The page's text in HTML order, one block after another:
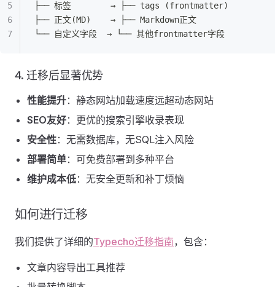
├── 标签        → ├── tags (frontmatter)
├── 正文(MD)    → ├── Markdown正文
└── 自定义字段  → └── 其他frontmatter字段
4. 迁移后显著优势
性能提升：静态网站加载速度远超动态网站
SEO友好：更优的搜索引擎收录表现
安全性：无需数据库，无SQL注入风险
部署简单：可免费部署到多种平台
维护成本低：无安全更新和补丁烦恼
如何进行迁移
我们提供了详细的Typecho迁移指南，包含：
文章内容导出工具推荐